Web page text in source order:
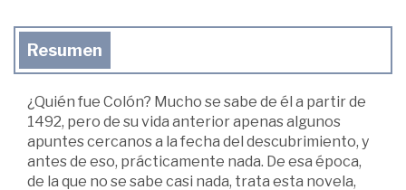
Resumen
¿Quién fue Colón? Mucho se sabe de él a partir de
1492, pero de su vida anterior apenas algunos
apuntes cercanos a la fecha del descubrimiento, y
antes de eso, prácticamente nada. De esa época,
de la que no se sabe casi nada, trata esta novela,